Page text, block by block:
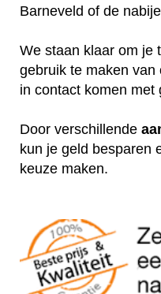
Barneveld of de
We staan klaar om je
gebruik te maken van
in contact komen met
Door verschillende
kun je geld besparen
keuze maken.